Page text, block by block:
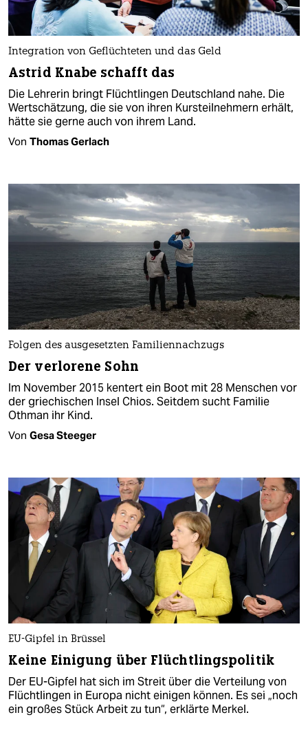
Integration von Geflüchteten und das Geld
Astrid Knabe schafft das
Die Lehrerin bringt Flüchtlingen Deutschland nahe. Die
Wertschätzung, die sie von ihren Kursteilnehmern erhält,
hätte sie gerne auch von ihrem Land.
Von Thomas Gerlach
Folgen des ausgesetzten Familiennachzugs
Der verlorene Sohn
Im November 2015 kentert ein Boot mit 28 Menschen vor
der griechischen Insel Chios. Seitdem sucht Familie
Othman ihr Kind.
Von Gesa Steeger
EU-Gipfel in Brüssel
Keine Einigung über Flüchtlingspolitik
Der EU-Gipfel hat sich im Streit über die Verteilung von
Flüchtlingen in Europa nicht einigen können. Es sei „noch
ein großes Stück Arbeit zu tun“, erklärte Merkel.